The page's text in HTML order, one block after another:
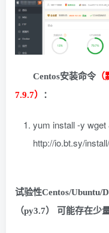
Centos安装命令（
7.9.7）
：
yum install -y
http://io.bt.sy/
试验性Centos/Ubuntu/
（py3.7） 可能存在少